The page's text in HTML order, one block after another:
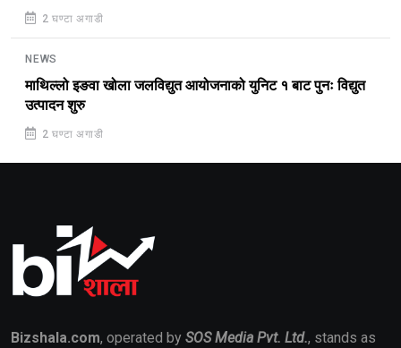
2 घण्टा अगाडी
NEWS
माथिल्लो इङवा खोला जलविद्युत आयोजनाको युनिट १ बाट पुनः विद्युत
उत्पादन शुरु
2 घण्टा अगाडी
Bizshala.com, operated by SOS Media Pvt. Ltd., stands as